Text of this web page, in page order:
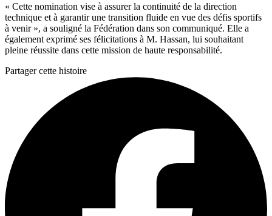
« Cette nomination vise à assurer la continuité de la direction
technique et à garantir une transition fluide en vue des défis sportifs
à venir », a souligné la Fédération dans son communiqué. Elle a
également exprimé ses félicitations à M. Hassan, lui souhaitant
pleine réussite dans cette mission de haute responsabilité.
Partager cette histoire